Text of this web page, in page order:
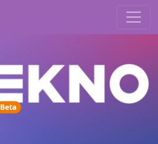
Betaunread messages